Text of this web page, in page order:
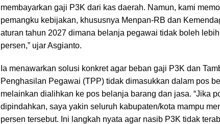
membayarkan gaji P3K dari kas daerah. Namun, kami
pemangku kebijakan, khususnya Menpan-RB dan
aturan tahun 2027 dimana belanja pegawai tidak boleh
persen,” ujar Asgianto.
‎Ia menawarkan solusi konkret agar beban gaji P3K dan
Penghasilan Pegawai (TPP) tidak dimasukkan dalam pos
melainkan dialihkan ke pos belanja barang dan jasa. “Jika
dipindahkan, saya yakin seluruh kabupaten/kota mampu
persen tersebut. Ini langkah nyata agar nasib P3K tidak